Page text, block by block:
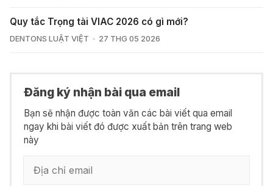
Quy tắc Trọng tài VIAC 2026 có gì mới?
DENTONS LUẬT VIỆT 27 THG 05 2026
Đăng ký nhận bài qua email
Bạn sẽ nhận được toàn văn các bài viết qua email
ngay khi bài viết đó được xuất bản trên trang web
này